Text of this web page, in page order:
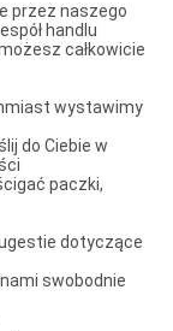
przez naszego
handlu
całkowicie
wystawimy
do Ciebie w
paczki,
dotyczące
swobodnie